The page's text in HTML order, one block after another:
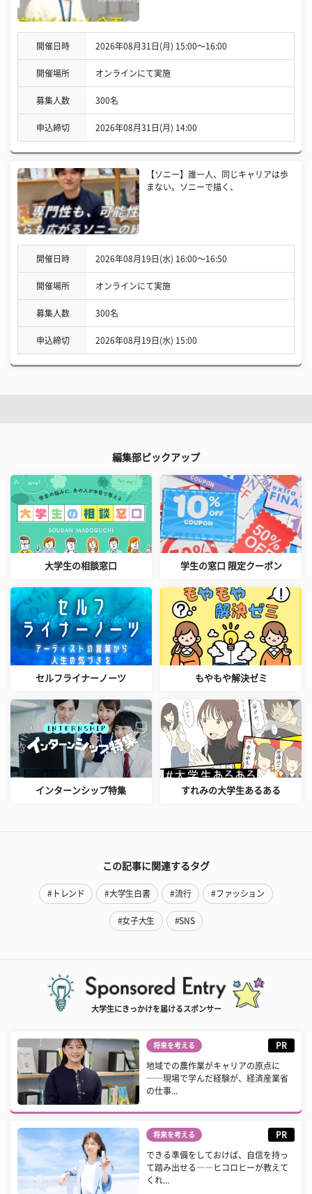
開催日時 2026年08月31日(月) 15:00〜16:00
開催場所 オンラインにて実施
募集人数 300名
申込締切 2026年08月31日(月) 14:00
【ソニー】誰一人、同じキャリアは歩
まない。ソニーで描く、
開催日時 2026年08月19日(水) 16:00〜16:50
開催場所 オンラインにて実施
募集人数 300名
申込締切 2026年08月19日(水) 15:00
編集部ピックアップ
大学生の相談窓口 学生の窓口 限定クーポン
セルフライナーノーツ もやもや解決ゼミ
インターンシップ特集 すれみの大学生あるある
この記事に関連するタグ
#トレンド #大学生白書 #流行 #ファッション
#女子大生 #SNS
大学生にきっかけを届けるスポンサー
将来を考える PR
地域での農作業がキャリアの原点に
──現場で学んだ経験が、経済産業省
の仕事...
将来を考える PR
できる準備をしておけば、自信を持っ
て踏み出せる――ヒコロヒーが教えて
くれ...